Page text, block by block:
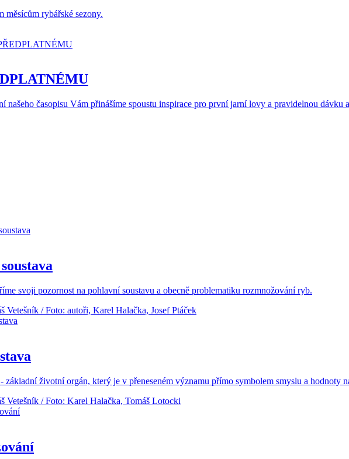
měsícům rybářské sezony.
našeho časopisu Vám přinášíme spoustu inspirace pro první jarní lovy a pravidelnou dávku
svoji pozornost na pohlavní soustavu a obecně problematiku rozmnožování ryb.
Vetešník / Foto: autoři, Karel Halačka, Josef Ptáček
základní životní orgán, který je v přeneseném významu přímo symbolem smyslu a hodnoty
Vetešník / Foto: Karel Halačka, Tomáš Lotocki